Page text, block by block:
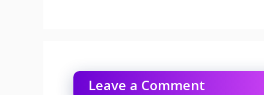
Leave a Comment